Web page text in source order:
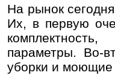
На рынок
Их, в первую
параметры. Во-
уборки и